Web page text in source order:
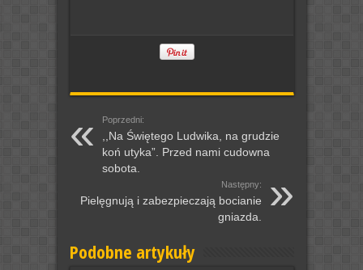
Poprzedni:
,,Na Świętego Ludwika, na grudzie
koń utyka”. Przed nami cudowna
sobota.
Następny:
Pielęgnują i zabezpieczają bocianie
gniazda.
Podobne artykuły